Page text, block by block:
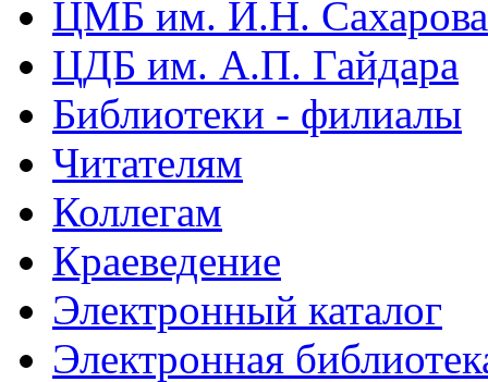
ЦМБ им. И.Н. Сахарова
ЦДБ им. А.П. Гайдара
Библиотеки - филиалы
Читателям
Коллегам
Краеведение
Электронный каталог
Электронная